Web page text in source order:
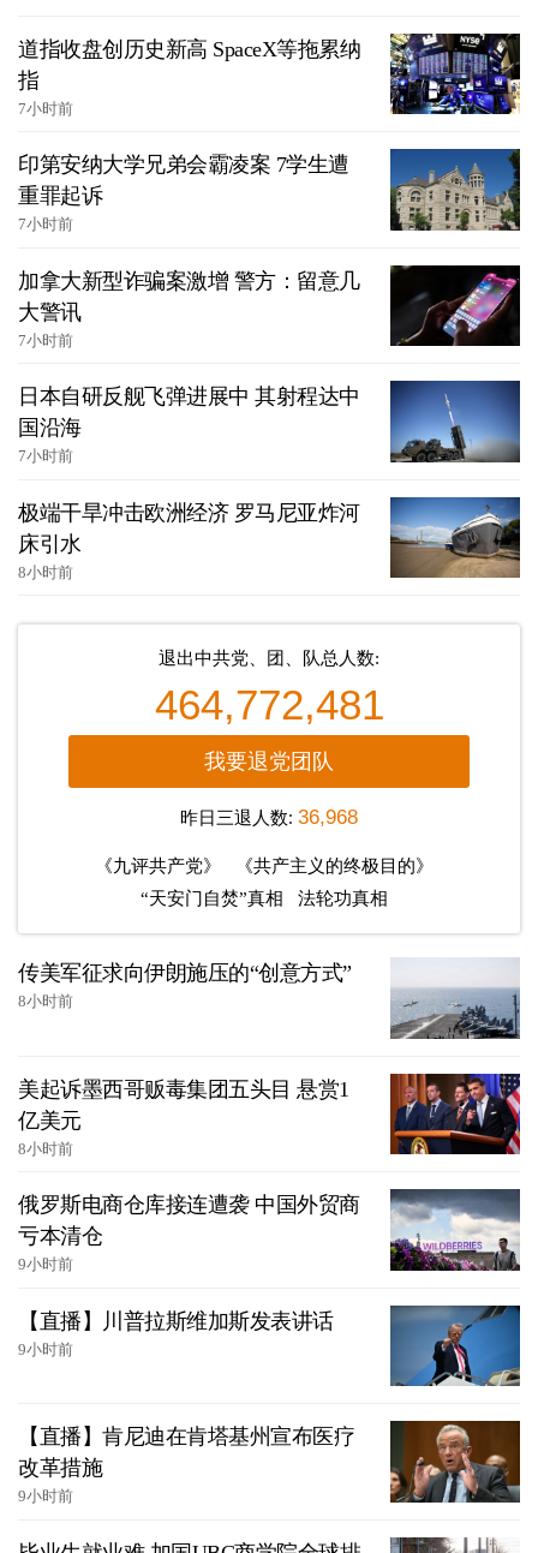
道指收盘创历史新高 SpaceX等拖累纳
指
7小时前
印第安纳大学兄弟会霸凌案 7学生遭
重罪起诉
7小时前
加拿大新型诈骗案激增 警方：留意几
大警讯
7小时前
日本自研反舰飞弹进展中 其射程达中
国沿海
7小时前
极端干旱冲击欧洲经济 罗马尼亚炸河
床引水
8小时前
退出中共党、团、队总人数:
464,772,481
我要退党团队
昨日三退人数: 36,968
《九评共产党》
《共产主义的终极目的》
“天安门自焚”真相
法轮功真相
传美军征求向伊朗施压的“创意方式”
8小时前
美起诉墨西哥贩毒集团五头目 悬赏1
亿美元
8小时前
俄罗斯电商仓库接连遭袭 中国外贸商
亏本清仓
9小时前
【直播】川普拉斯维加斯发表讲话
9小时前
【直播】肯尼迪在肯塔基州宣布医疗
改革措施
9小时前